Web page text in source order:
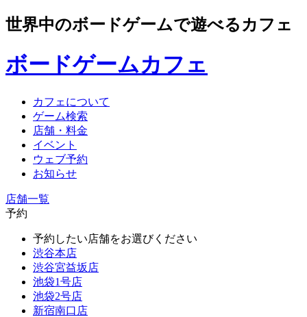
世界中のボードゲームで遊べるカフェ
ボードゲームカフェ
カフェについて
ゲーム検索
店舗・料金
イベント
ウェブ予約
お知らせ
店舗一覧
予約
予約したい店舗をお選びください
渋谷本店
渋谷宮益坂店
池袋1号店
池袋2号店
新宿南口店